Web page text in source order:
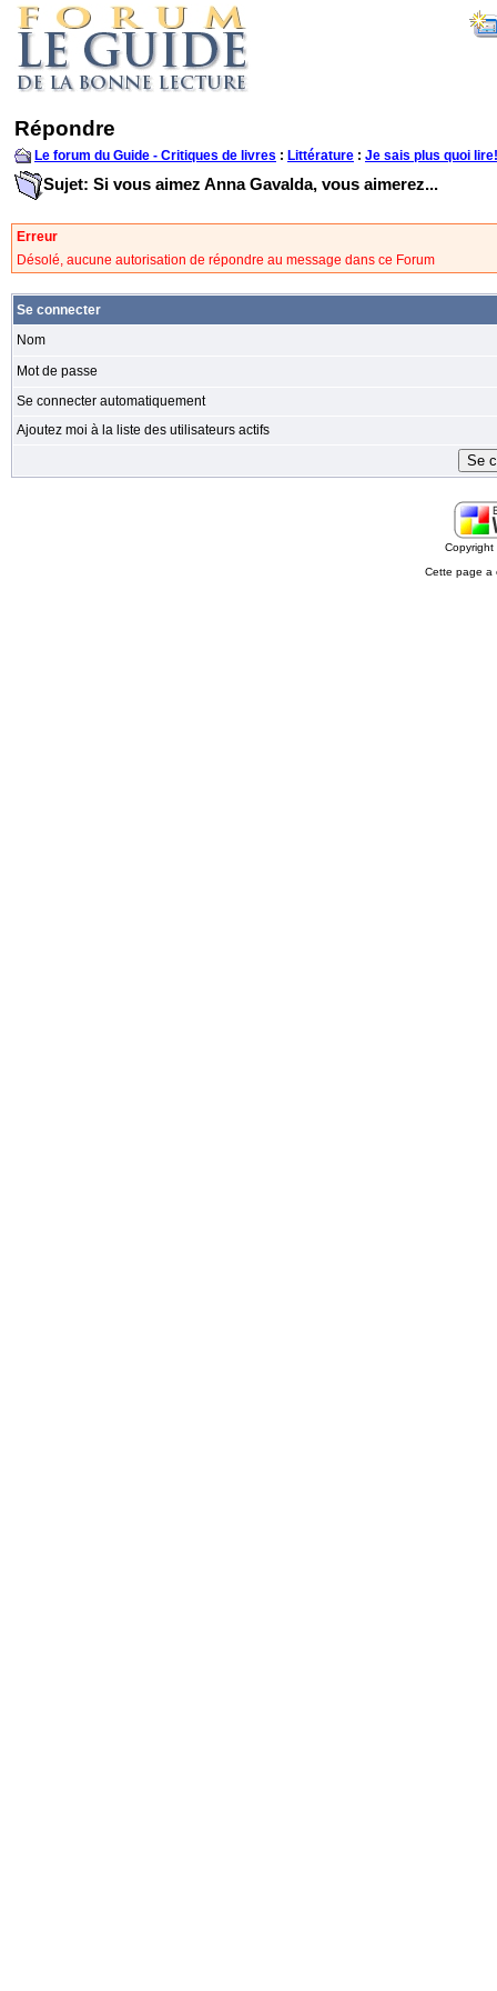
Répondre
Le forum du Guide - Critiques de livres : Littérature : Je sais plus quoi lire!
Sujet: Si vous aimez Anna Gavalda, vous aimerez...
Erreur
Désolé, aucune autorisation de répondre au message dans ce Forum
Se connecter
Nom
Mot de passe
Se connecter automatiquement
Ajoutez moi à la liste des utilisateurs actifs
Cette page a